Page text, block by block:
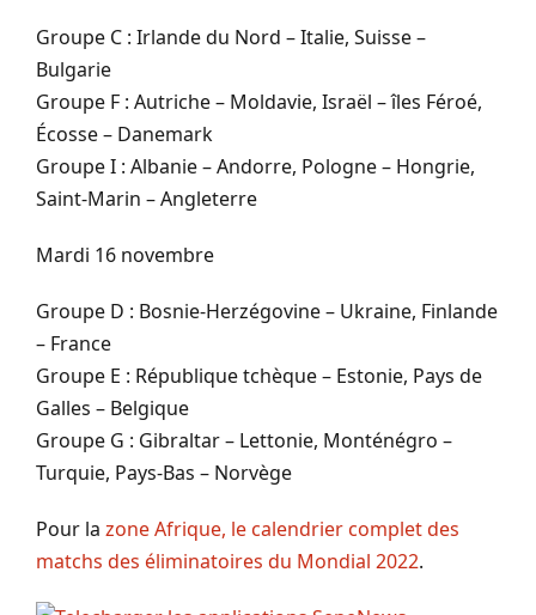
Groupe C : Irlande du Nord – Italie, Suisse –
Bulgarie
Groupe F : Autriche – Moldavie, Israël – îles Féroé,
Écosse – Danemark
Groupe I : Albanie – Andorre, Pologne – Hongrie,
Saint-Marin – Angleterre
Mardi 16 novembre
Groupe D : Bosnie-Herzégovine – Ukraine, Finlande
– France
Groupe E : République tchèque – Estonie, Pays de
Galles – Belgique
Groupe G : Gibraltar – Lettonie, Monténégro –
Turquie, Pays-Bas – Norvège
Pour la zone Afrique, le calendrier complet des
matchs des éliminatoires du Mondial 2022.